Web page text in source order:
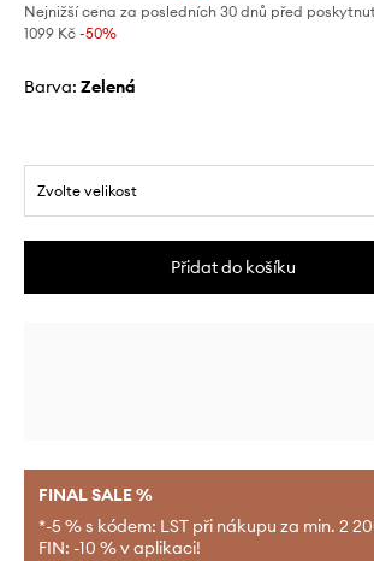
Nejnižší cena za posledních 30 dnů před
1099 Kč -50%
Barva: zelená
Zvolte velikost
Přidat do košíku
FINAL SALE %
*-5 % s kódem: LST při nákupu za min. 2
FIN: -10 % v aplikaci!